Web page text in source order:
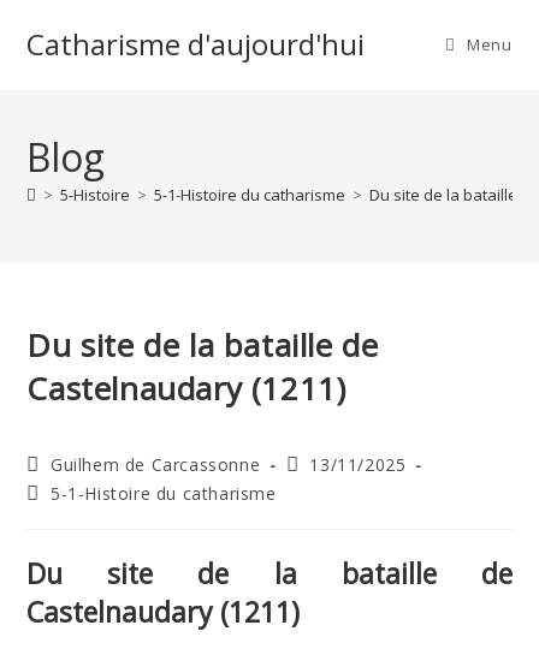
Catharisme d'aujourd'hui Menu
Blog
> 5-Histoire > 5-1-Histoire du catharisme > Du site de la bataille
Du site de la bataille de
Castelnaudary (1211)
Auteur/autrice
de
Guilhem de Carcassonne
Publication
13/11/2025
Post5-1-Histoire du catharisme
Du site de la bataille de
Castelnaudary (1211)